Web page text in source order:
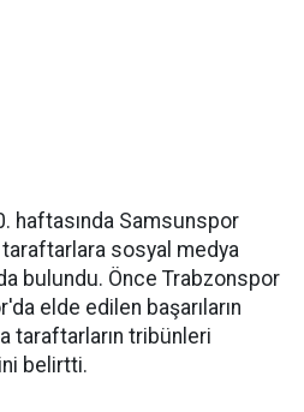
haftasında Samsunspor
taraftarlara sosyal medya
bulundu. Önce Trabzonspor
elde edilen başarıların
taraftarların tribünleri
belirtti.